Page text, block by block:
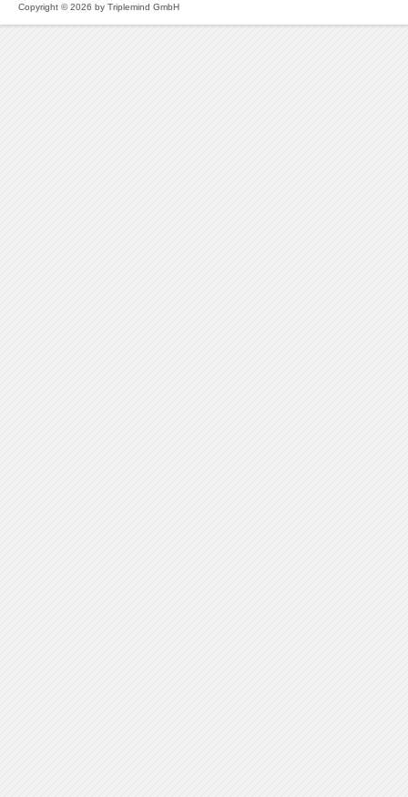
Copyright © 2026 by Triplemind GmbH